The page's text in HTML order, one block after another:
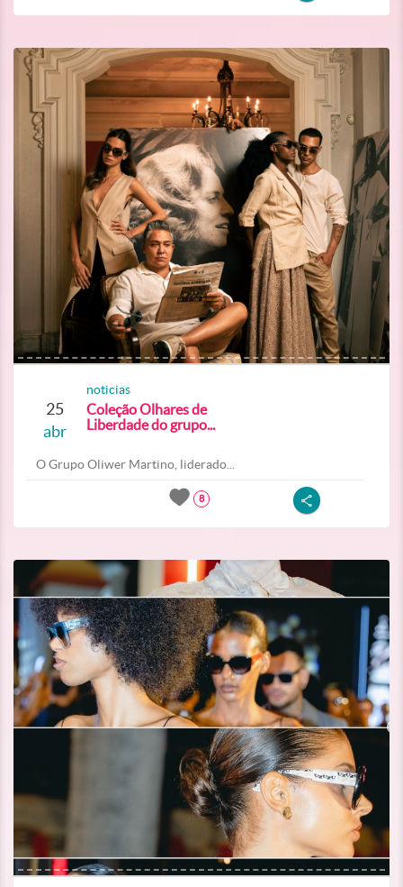
25
abr
noticias
Coleção Olhares de
Liberdade do grupo...
O Grupo Oliwer Martino, liderado...
8